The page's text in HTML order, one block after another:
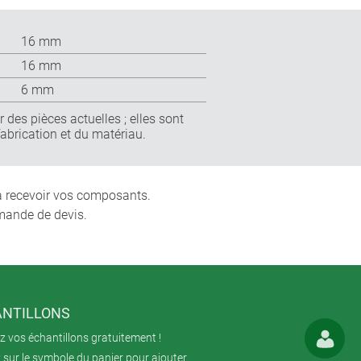
16 mm
16 mm
6 mm
des pièces actuelles ; elles sont
et du matériau.
recevoir vos composants.
de devis.
vos échantillons gratuitement !
sur le symbole du panier pour ajouter